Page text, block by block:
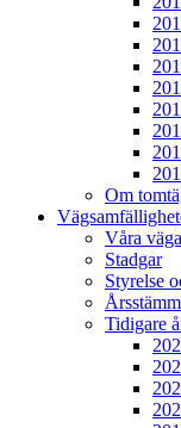
Om
Våra
Stadgar
Styrelse
Tidigare